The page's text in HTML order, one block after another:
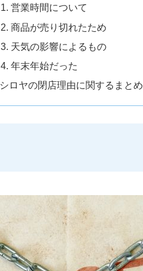
営業時間について
商品が売り切れたため
天気の影響によるもの
年末年始だった
シロヤの閉店理由に関するまとめ